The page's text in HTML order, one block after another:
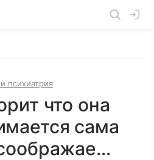
психиатрия
что она
сама